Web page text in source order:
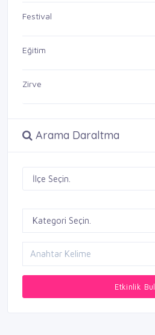
Festival
Eğitim
Zirve
Arama Daraltma
Etkinlik Bul